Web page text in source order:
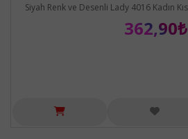
Siyah Renk ve Desenli Lady 4016 Kadın
362,90₺